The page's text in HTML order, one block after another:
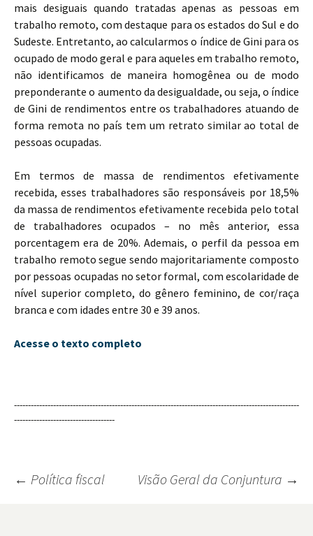
mais desiguais quando tratadas apenas as pessoas em
trabalho remoto, com destaque para os estados do Sul e do
Sudeste. Entretanto, ao calcularmos o índice de Gini para os
ocupado de modo geral e para aqueles em trabalho remoto,
não identificamos de maneira homogênea ou de modo
preponderante o aumento da desigualdade, ou seja, o índice
de Gini de rendimentos entre os trabalhadores atuando de
forma remota no país tem um retrato similar ao total de
pessoas ocupadas.
Em termos de massa de rendimentos efetivamente
recebida, esses trabalhadores são responsáveis por 18,5%
da massa de rendimentos efetivamente recebida pelo total
de trabalhadores ocupados – no mês anterior, essa
porcentagem era de 20%. Ademais, o perfil da pessoa em
trabalho remoto segue sendo majoritariamente composto
por pessoas ocupadas no setor formal, com escolaridade de
nível superior completo, do gênero feminino, de cor/raça
branca e com idades entre 30 e 39 anos.
Acesse o texto completo
------------------------------------------------------------------------------------------------------
------------------------------------
← Política fiscal Visão Geral da Conjuntura →